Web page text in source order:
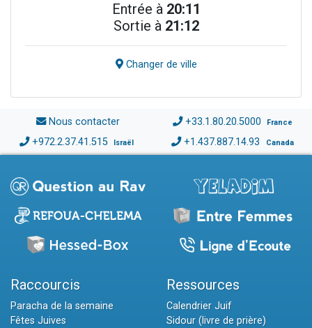
Entrée à 20:11
Sortie à 21:12
Changer de ville
Nous contacter +33.1.80.20.5000 France
+972.2.37.41.515 Israël +1.437.887.14.93 Canada
Raccourcis
Paracha de la semaine
Fêtes Juives
Ressources
Calendrier Juif
Sidour (livre de prière)